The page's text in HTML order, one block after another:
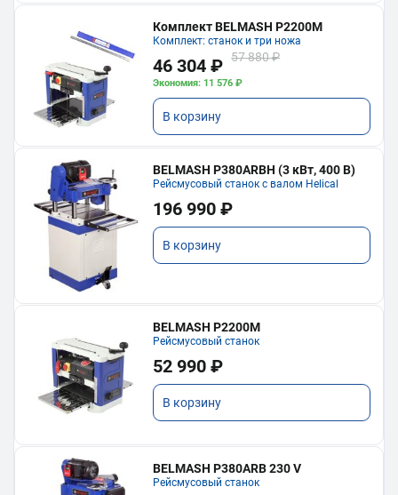
Комплект BELMASH P2200M
Комплект: станок и три ножа
46 304 ₽ 57 880 ₽
Экономия: 11 576 ₽
В корзину
BELMASH P380ARBH (3 кВт, 400 В)
Рейсмусовый станок с валом Helical
196 990 ₽
В корзину
BELMASH P2200M
Рейсмусовый станок
52 990 ₽
В корзину
BELMASH P380ARB 230 V
Рейсмусовый станок